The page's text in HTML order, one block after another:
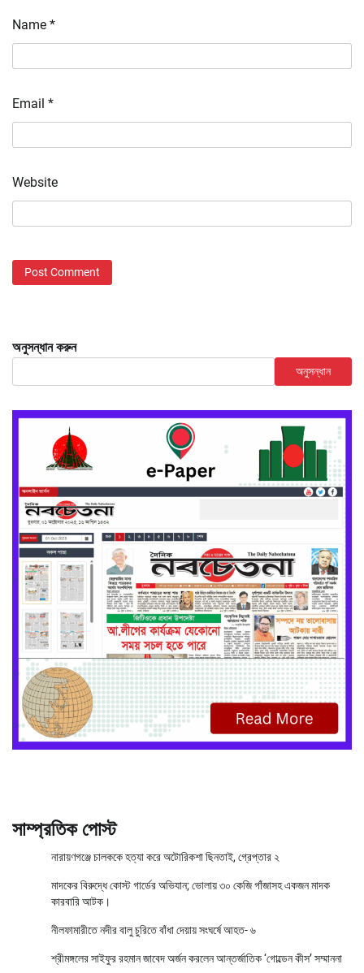
Name *
Email *
Website
অনুসন্ধান করুন
অনুসন্ধান
সাম্প্রতিক পোস্ট
নারায়ণগঞ্জে চালককে হত্যা করে অটোরিকশা ছিনতাই, গ্রেপ্তার ২
মাদকের বিরুদ্ধে কোস্ট গার্ডের অভিযান; ভোলায় ৩০ কেজি গাঁজাসহ একজন মাদক
কারবারি আটক।
নীলফামারীতে নদীর বালু চুরিতে বাঁধা দেয়ায় সংঘর্ষে আহত- ৬
শ্রীমঙ্গলের সাইফুর রহমান জাবেদ অর্জন করলেন আন্তর্জাতিক ‘গোল্ডেন কীস’ সম্মাননা